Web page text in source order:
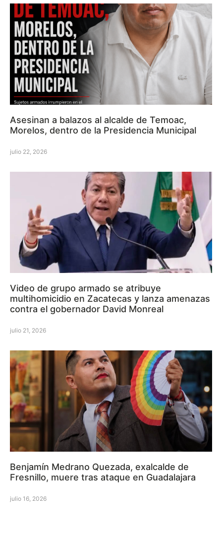
Asesinan a balazos al alcalde de Temoac,
Morelos, dentro de la Presidencia Municipal
julio 22, 2026
Video de grupo armado se atribuye
multihomicidio en Zacatecas y lanza amenazas
contra el gobernador David Monreal
julio 21, 2026
Benjamín Medrano Quezada, exalcalde de
Fresnillo, muere tras ataque en Guadalajara
julio 16, 2026